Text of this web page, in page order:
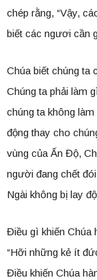
chép rằng, “Vậy,
biết các ngươi cần
Chúa biết chúng ta
Chúng ta phải làm
chúng ta không
động thay cho
vùng của Ấn Độ,
người đang chết
Ngài không bị lay
Điều gì khiến Chúa
“Hỡi những kẻ ít
Điều khiến Chúa